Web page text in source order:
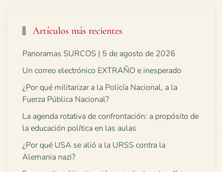
Artículos más recientes
Panoramas SURCOS | 5 de agosto de 2026
Un correo electrónico EXTRAÑO e inesperado
¿Por qué militarizar a la Policía Nacional, a la
Fuerza Pública Nacional?
La agenda rotativa de confrontación: a propósito de
la educación política en las aulas
¿Por qué USA se alió a la URSS contra la
Alemania nazi?